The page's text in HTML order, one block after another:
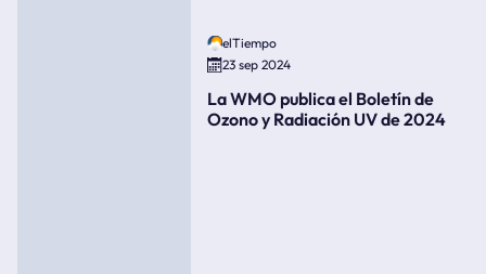
elTiempo
23 sep 2024
La WMO publica el Boletín de
Ozono y Radiación UV de 2024